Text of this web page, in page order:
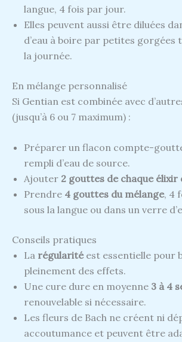
langue, 4 fois par jour.
Elles peuvent aussi être diluées
d’eau à boire par petites gorgées
la journée.
En mélange personnalisé
Si Gentian est combinée avec
(jusqu’à 6 ou 7 maximum) :
Préparer un flacon compte-
rempli d’eau de source.
Ajouter 2 gouttes de chaque élixir
Prendre 4 gouttes du mélange, 4
sous la langue ou dans un verre
Conseils pratiques
La régularitéest essentielle pour
pleinement des effets.
Une cure dure en moyenne 3 à 4
renouvelable si nécessaire.
Les fleurs de Bach ne créent ni
accoutumance et peuvent être